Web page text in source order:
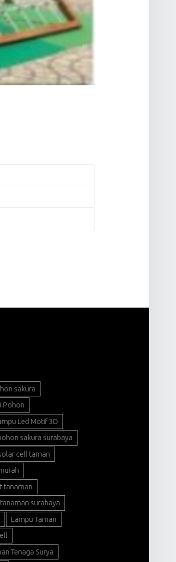
sakura
Pohon
Led Motif 3D
sakura surabaya
cell taman
tanaman
surabaya
Lampu Taman
Tenaga Surya